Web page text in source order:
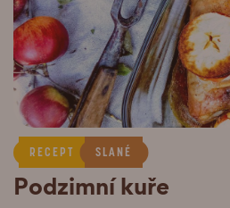
RECEPT SLANÉ
Podzimní kuře